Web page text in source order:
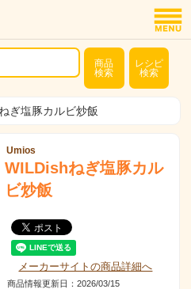
商品
検索
レシピ
検索
ぎ塩豚カルビ炒飯
Umios
WILDishねぎ塩豚カル
ビ炒飯
メーカーサイトの商品詳細へ
商品情報更新日：2026/03/15